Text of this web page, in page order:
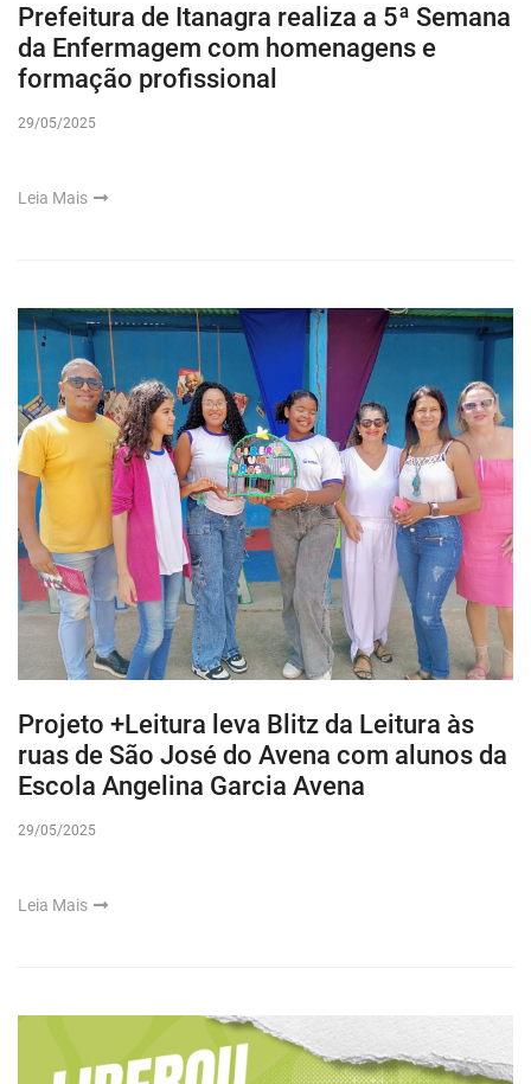
Prefeitura de Itanagra realiza a 5ª Semana
da Enfermagem com homenagens e
formação profissional
29/05/2025
Leia Mais
Projeto +Leitura leva Blitz da Leitura às
ruas de São José do Avena com alunos da
Escola Angelina Garcia Avena
29/05/2025
Leia Mais